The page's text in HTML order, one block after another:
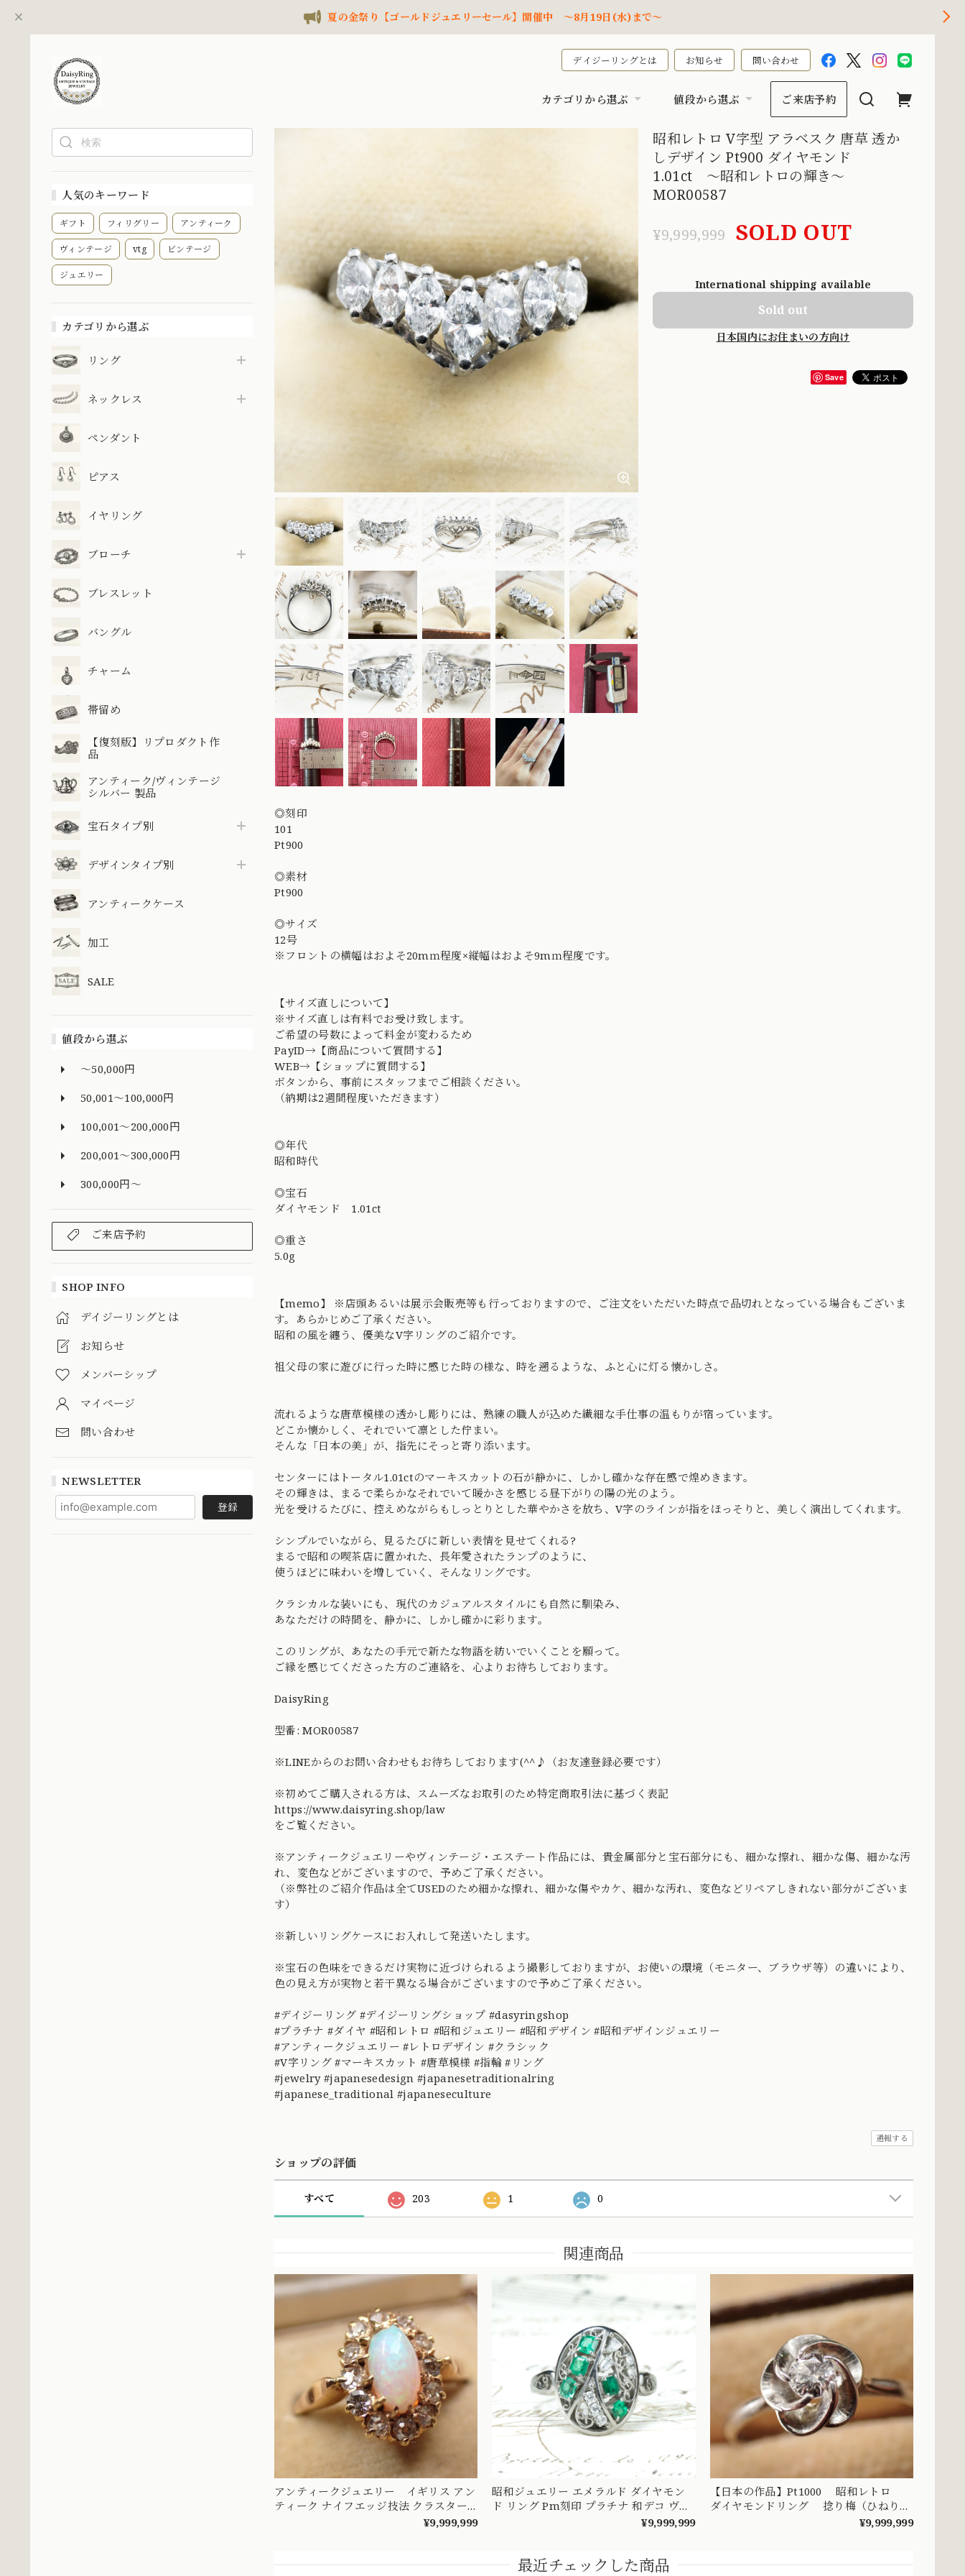
夏の金祭り【ゴールドジュエリーセール】開催中 ～8月19日(水)まで～
デイジーリングとは お知らせ 問い合わせ
カテゴリから選ぶ 値段から選ぶ ご来店予約
人気のキーワード
ギフト フィリグリー アンティーク
ヴィンテージ vtg ビンテージ
ジュエリー
カテゴリから選ぶ
リング
ネックレス
ペンダント
ピアス
イヤリング
ブローチ
ブレスレット
バングル
チャーム
帯留め
【復刻版】リプロダクト作
品
アンティーク/ヴィンテージ
シルバー 製品
宝石タイプ別
デザインタイプ別
アンティークケース
加工
SALE
値段から選ぶ
～50,000円
50,001～100,000円
100,001～200,000円
200,001～300,000円
300,000円～
ご来店予約
SHOP INFO
デイジーリングとは
お知らせ
メンバーシップ
マイページ
問い合わせ
NEWSLETTER
登録
昭和レトロ V字型 アラベスク 唐草 透か
しデザイン Pt900 ダイヤモンド
1.01ct 〜昭和レトロの輝き〜
MOR00587
¥9,999,999 SOLD OUT
International shipping available
Sold out
日本国内にお住まいの方向け
Save
◎刻印
101
Pt900
◎素材
Pt900
◎サイズ
12号
※フロントの横幅はおよそ20mｍ程度×縦幅はおよそ9mｍ程度です。
【サイズ直しについて】
※サイズ直しは有料でお受け致します。
ご希望の号数によって料金が変わるため
PayID→【商品について質問する】
WEB→【ショップに質問する】
ボタンから、事前にスタッフまでご相談ください。
（納期は2週間程度いただきます）
◎年代
昭和時代
◎宝石
ダイヤモンド 1.01ct
◎重さ
5.0g
【memo】 ※店頭あるいは展示会販売等も行っておりますので、ご注文をいただいた時点で品切れとなっている場合もございま
す。あらかじめご了承ください。
昭和の風を纏う、優美なV字リングのご紹介です。
祖父母の家に遊びに行った時に感じた時の様な、時を遡るような、ふと心に灯る懐かしさ。
流れるような唐草模様の透かし彫りには、熟練の職人が込めた繊細な手仕事の温もりが宿っています。
どこか懐かしく、それでいて凛とした佇まい。
そんな「日本の美」が、指先にそっと寄り添います。
センターにはトータル1.01ctのマーキスカットの石が静かに、しかし確かな存在感で煌めきます。
その輝きは、まるで柔らかなそれでいて暖かさを感じる昼下がりの陽の光のよう。
光を受けるたびに、控えめながらもしっとりとした華やかさを放ち、V字のラインが指をほっそりと、美しく演出してくれます。
シンプルでいながら、見るたびに新しい表情を見せてくれる?
まるで昭和の喫茶店に置かれた、長年愛されたランプのように、
使うほどに味わいを増していく、そんなリングです。
クラシカルな装いにも、現代のカジュアルスタイルにも自然に馴染み、
あなただけの時間を、静かに、しかし確かに彩ります。
このリングが、あなたの手元で新たな物語を紡いでいくことを願って。
ご縁を感じてくださった方のご連絡を、心よりお待ちしております。
DaisyRing
型番: MOR00587
※LINEからのお問い合わせもお待ちしております(^^♪（お友達登録必要です）
※初めてご購入される方は、スムーズなお取引のため特定商取引法に基づく表記
https://www.daisyring.shop/law
をご覧ください。
※アンティークジュエリーやヴィンテージ・エステート作品には、貴金属部分と宝石部分にも、細かな擦れ、細かな傷、細かな汚
れ、変色などがございますので、予めご了承ください。
（※弊社のご紹介作品は全てUSEDのため細かな擦れ、細かな傷やカケ、細かな汚れ、変色などリペアしきれない部分がございま
す）
※新しいリングケースにお入れして発送いたします。
※宝石の色味をできるだけ実物に近づけられるよう撮影しておりますが、お使いの環境（モニター、ブラウザ等）の違いにより、
色の見え方が実物と若干異なる場合がございますので予めご了承ください。
#デイジーリング #デイジーリングショップ #dasyringshop
#プラチナ #ダイヤ #昭和レトロ #昭和ジュエリー #昭和デザイン #昭和デザインジュエリー
#アンティークジュエリー #レトロデザイン #クラシック
#V字リング #マーキスカット #唐草模様 #指輪 #リング
#jewelry #japanesedesign #japanesetraditionalring
#japanese_traditional #japaneseculture
通報する
ショップの評価
すべて 203 1 0
関連商品
アンティークジュエリー イギリス アン
ティーク ナイフエッジ技法 クラスター
取り巻きデザイン リング K18 オパール
¥9,999,999
昭和ジュエリー エメラルド ダイヤモン
ド リング Pm刻印 プラチナ 和デコ ヴィ
ンテージ 昭和レトロ 指輪 OKR00252
¥9,999,999
【日本の作品】Pt1000 昭和レトロ
ダイヤモンドリング 捻り梅（ひねり
梅） 和彫り 吉祥文様 ～楚々とした可
¥9,999,999
最近チェックした商品